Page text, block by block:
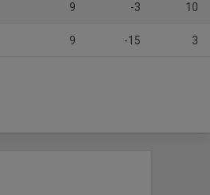
9 -3 10
9 -15 3